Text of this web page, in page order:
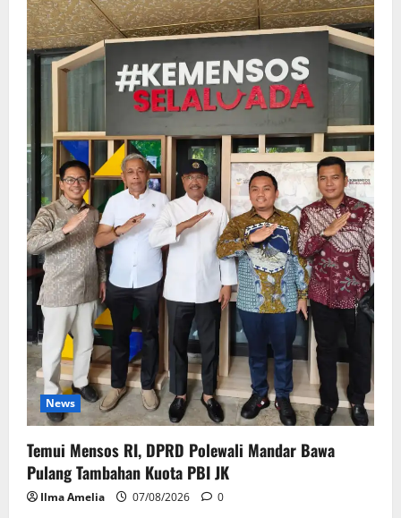
News
Temui Mensos RI, DPRD Polewali Mandar Bawa
Pulang Tambahan Kuota PBI JK
Ilma Amelia 07/08/2026 0